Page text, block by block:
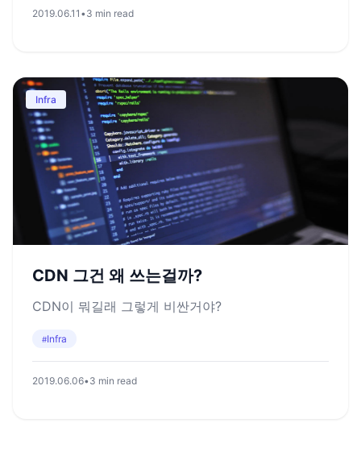
2019.06.11 •3 min read
Infra
CDN 그건 왜 쓰는걸까?
CDN이 뭐길래 그렇게 비싼거야?
#Infra
2019.06.06•3 min read